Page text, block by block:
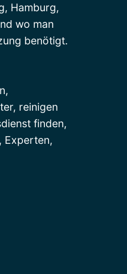
Hamburg,
wo man
benötigt.
reinigen
finden,
Experten,